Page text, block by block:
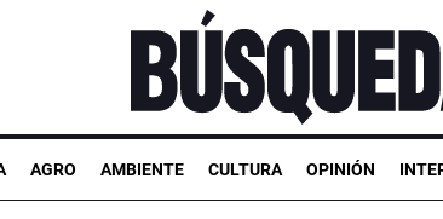
AGRO AMBIENTE CULTURA OPINIÓN